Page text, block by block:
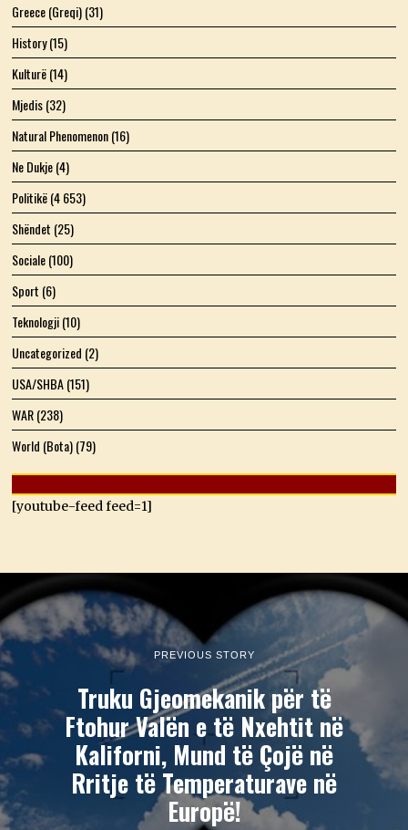
Greece (Greqi)(31)
History(15)
Kulturë(14)
Mjedis(32)
Natural Phenomenon(16)
Ne Dukje(4)
Politikë(4 653)
Shëndet (25)
Sociale(100)
Sport (6)
Teknologji(10)
Uncategorized (2)
USA/SHBA(151)
WAR(238)
World (Bota)(79)
[youtube-feed feed=1]
PREVIOUS STORY
Truku Gjeomekanik për të
Ftohur Valën e të Nxehtit në
Kaliforni, Mund të Çojë në
Rritje të Temperaturave në
Europë!